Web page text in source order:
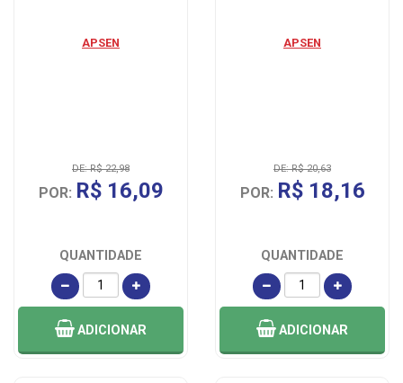
APSEN
DE: R$ 22,98
POR: R$ 16,09
QUANTIDADE
ADICIONAR
APSEN
DE: R$ 20,63
POR: R$ 18,16
QUANTIDADE
ADICIONAR